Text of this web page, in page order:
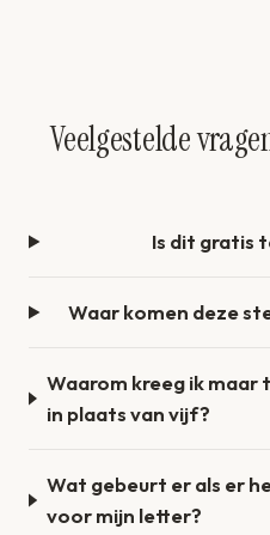
Veelgestelde
Is dit gratis
Waar komen deze
Waarom kreeg ik
in plaats van vijf?
Wat gebeurt er als er
voor mijn letter?